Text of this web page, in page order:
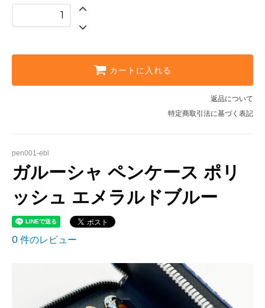
カートに入れる
返品について
特定商取引法に基づく表記
pen001-ebl
ガルーシャ ペンケース ポリ
ッシュ エメラルドブルー
0 件のレビュー